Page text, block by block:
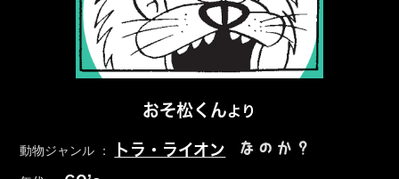
おそ松くんより
動物ジャンル ： トラ・ライオン なのか？